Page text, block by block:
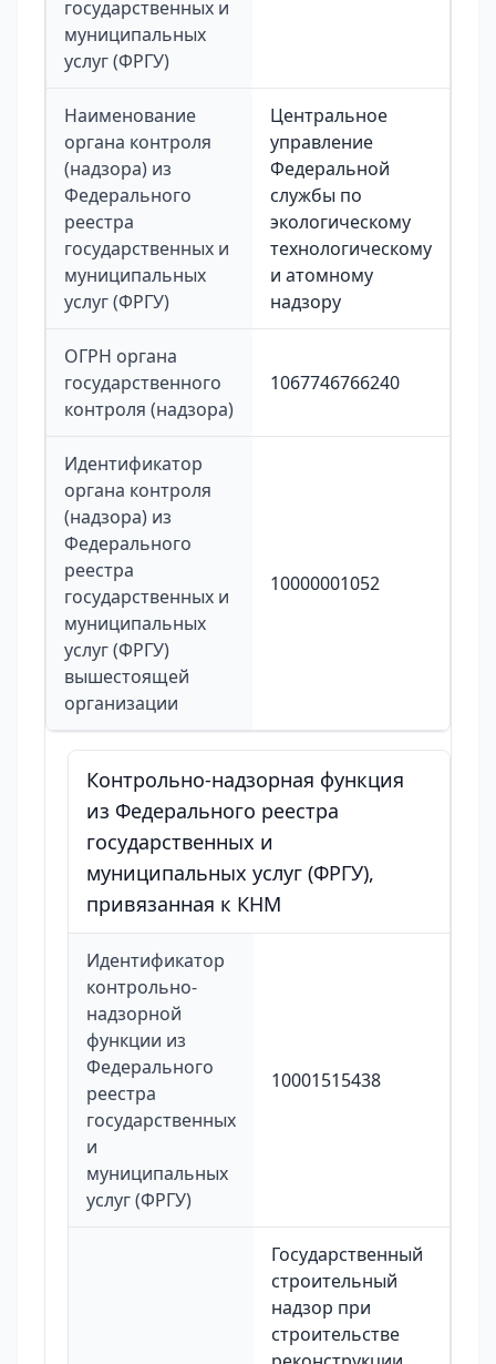
государственных и
муниципальных
услуг (ФРГУ)
Наименование
органа контроля
(надзора) из
Федерального
реестра
государственных и
муниципальных
услуг (ФРГУ)
Центральное
управление
Федеральной
службы по
экологическому
технологическому
и атомному
надзору
ОГРН органа
государственного
контроля (надзора)
1067746766240
Идентификатор
органа контроля
(надзора) из
Федерального
реестра
государственных и
муниципальных
услуг (ФРГУ)
вышестоящей
организации
10000001052
Контрольно-надзорная функция
из Федерального реестра
государственных и
муниципальных услуг (ФРГУ),
привязанная к КНМ
Идентификатор
контрольно-
надзорной
функции из
Федерального
реестра
государственных
и
муниципальных
услуг (ФРГУ)
10001515438
Государственный
строительный
надзор при
строительстве